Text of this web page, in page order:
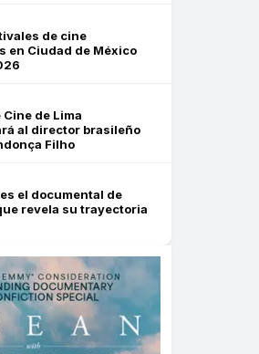
de cine
en Ciudad de México
de Lima
al director brasileño
Filho
el documental de
revela su trayectoria